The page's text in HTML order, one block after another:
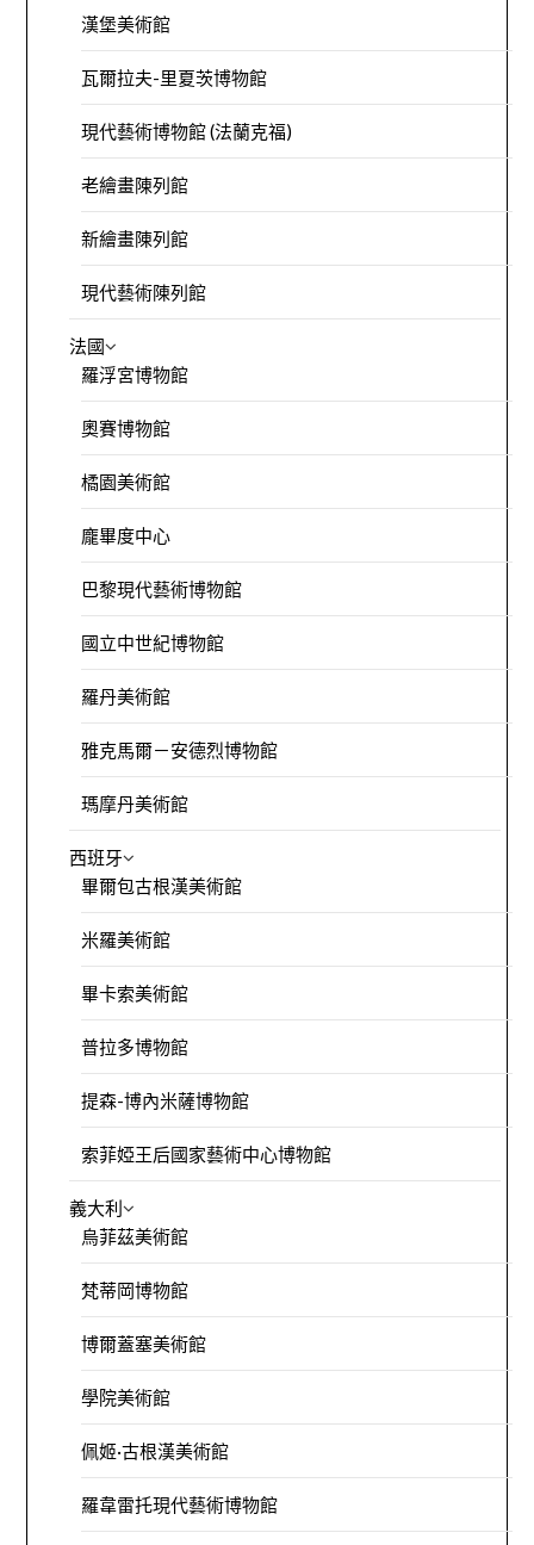
漢堡美術館
瓦爾拉夫-里夏茨博物館
現代藝術博物館 (法蘭克福)
老繪畫陳列館
新繪畫陳列館
現代藝術陳列館
法國
羅浮宮博物館
奧賽博物館
橘園美術館
龐畢度中心
巴黎現代藝術博物館
國立中世紀博物館
羅丹美術館
雅克馬爾－安德烈博物館
瑪摩丹美術館
西班牙
畢爾包古根漢美術館
米羅美術館
畢卡索美術館
普拉多博物館
提森-博內米薩博物館
索菲婭王后國家藝術中心博物館
義大利
烏菲茲美術館
梵蒂岡博物館
博爾蓋塞美術館
學院美術館
佩姬·古根漢美術館
羅韋雷托現代藝術博物館